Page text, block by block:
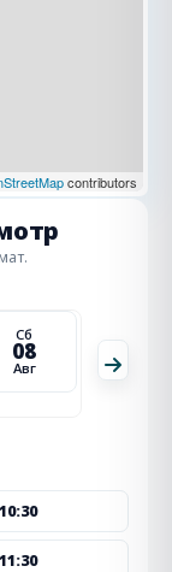
contributors
Сб
08
Авг
10:30
11:30